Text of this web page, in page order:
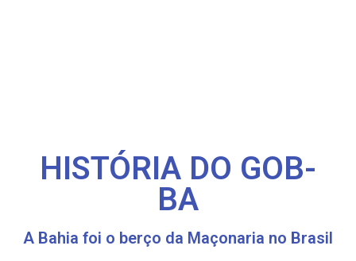
HISTÓRIA DO GOB-
BA
A Bahia foi o berço da Maçonaria no Brasil